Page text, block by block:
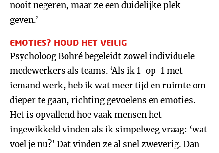
nooit negeren, maar ze een duidelijke plek
geven.’
EMOTIES? HOUD HET VEILIG
Psycholoog Bohré begeleidt zowel individuele
medewerkers als teams. ‘Als ik 1-op-1 met
iemand werk, heb ik wat meer tijd en ruimte om
dieper te gaan, richting gevoelens en emoties.
Het is opvallend hoe vaak mensen het
ingewikkeld vinden als ik simpelweg vraag: ‘wat
voel je nu?’ Dat vinden ze al snel zweverig. Dan